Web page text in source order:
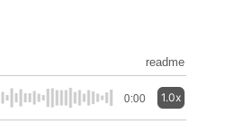
readme
0:00 1.0x